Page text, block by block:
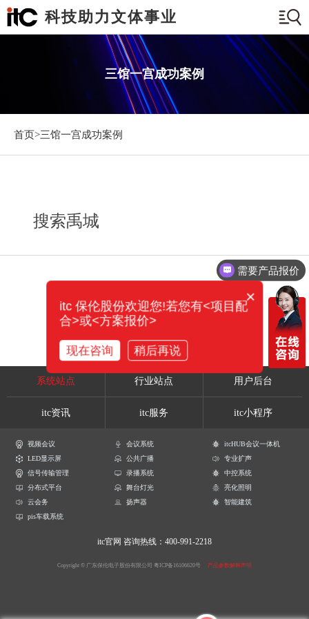
科技助力文体事业
三馆一宫成功案例
首页>三馆一宫成功案例
搜索禹城
系统站点 行业站点 用户后台
itc资讯 itc服务 itc小程序
视频会议 会议系统
itcHUB会议一体机
LED显示屏
公共广播
专业扩声
信号传输管理
录播系统
中控系统
分布式平台
舞台灯光
亮化照明
云会务
扬声器
智能建筑
pis车载系统
itc官网 咨询热线：400-991-2218
Copyright © 广东保伦电子股份有限公司 粤ICP备16106620号 产品参数解释声明
可以定制方案吗？
需要产品报价
×
itc 保伦股份欢迎您!若您有<项目配
合>或<方案报价>
现在咨询 稍后再说